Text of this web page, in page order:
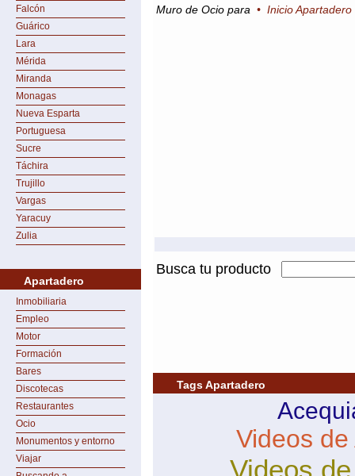
Falcón
Guárico
Lara
Mérida
Miranda
Monagas
Nueva Esparta
Portuguesa
Sucre
Táchira
Trujillo
Vargas
Yaracuy
Zulia
Apartadero
Inmobiliaria
Empleo
Motor
Formación
Bares
Discotecas
Restaurantes
Ocio
Monumentos y entorno
Viajar
Muro de Ocio para • Inicio Apartadero
Busca tu producto
Tags Apartadero
Videos
Videos